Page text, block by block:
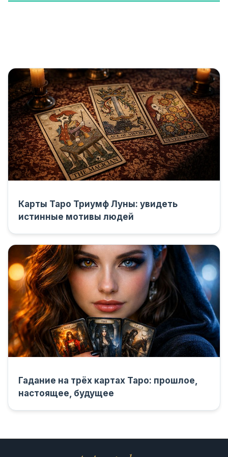
Карты Таро Триумф Луны: увидеть
истинные мотивы людей
Гадание на трёх картах Таро: прошлое,
настоящее, будущее